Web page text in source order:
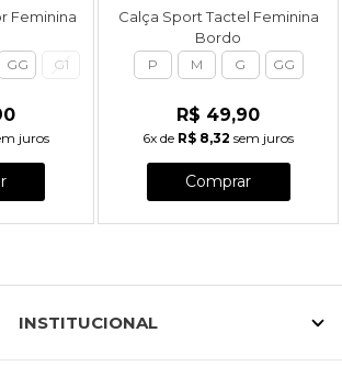
Feminina
GG G1
juros
Calça Sport Tactel Feminina
Bordo
P M G GG
R$ 49,90
6x de R$ 8,32 sem juros
Comprar
INSTITUCIONAL